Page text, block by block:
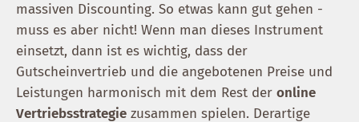
massiven Discounting. So etwas kann gut gehen -
muss es aber nicht! Wenn man dieses Instrument
einsetzt, dann ist es wichtig, dass der
Gutscheinvertrieb und die angebotenen Preise und
Leistungen harmonisch mit dem Rest der online
Vertriebsstrategie zusammen spielen. Derartige